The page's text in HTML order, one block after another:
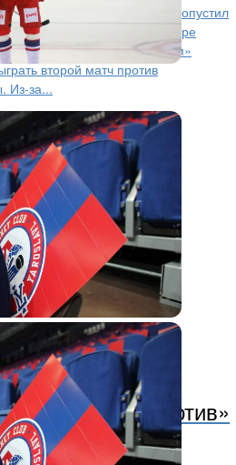
Павел Красковский пропустил
за травмы, полученный в игре
«железнодорожникам»
второй матч против
Из-за...
двоих: «Локомотив»
«Витязю»